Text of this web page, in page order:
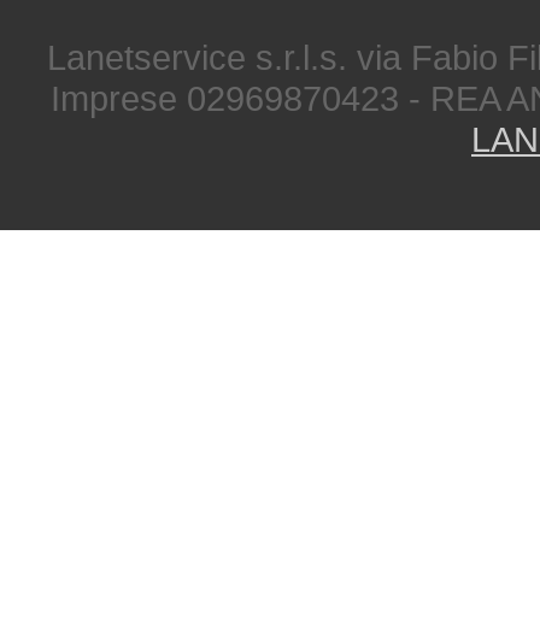
Lanetservice s.r.l.s. via Fabio
Imprese 02969870423 - REA